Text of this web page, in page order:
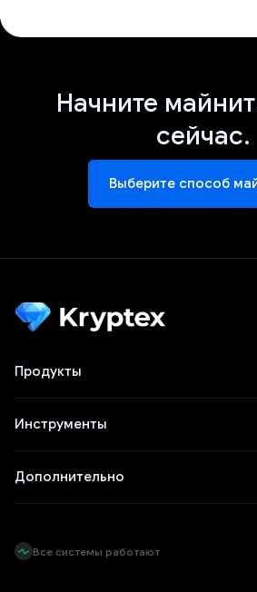
Начните
сейчас.
Выберите способ
Продукты
Инструменты
Дополнительно
Все системы работают